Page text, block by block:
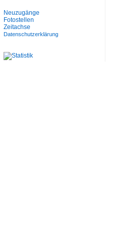
Neuzugänge
Fotostellen
Zeitachse
Datenschutzerklärung